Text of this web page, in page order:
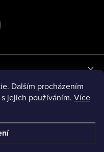
Dalším procházením
jejich používáním. Více